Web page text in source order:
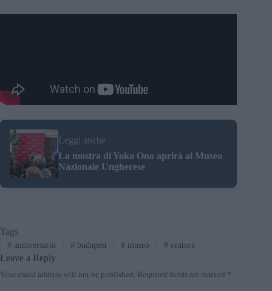
Leggi anche
La mostra di Yoko Ono aprirà al Museo
Nazionale Ungherese
Tags
#anniversario #budapest # museo # oratore
Leave a Reply
Your email address will not be published. Required fields are marked *